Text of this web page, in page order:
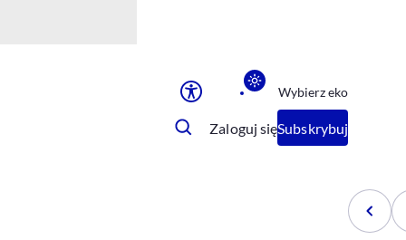
Wybierz eko
Zaloguj sięSubskrybuj